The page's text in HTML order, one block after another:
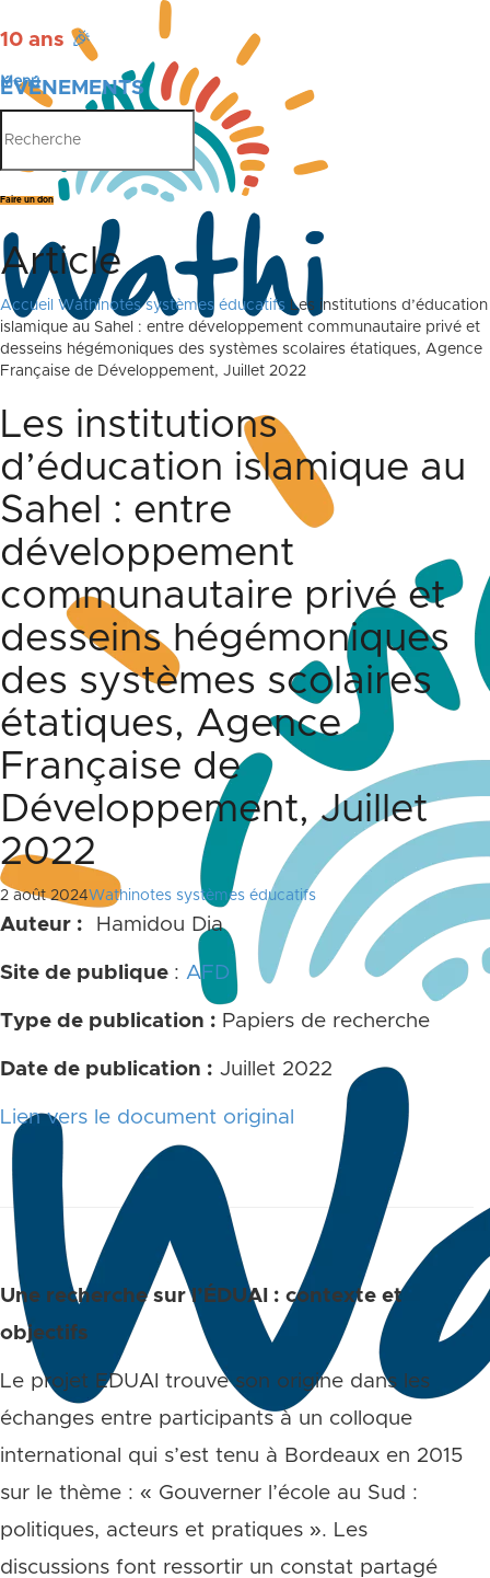
10 ans 🎉
ÉVÉNEMENTS
PUBLICATIONS
Menu
Faire un don
Article
Accueil Wathinotes systèmes éducatifs Les institutions d’éducation
islamique au Sahel : entre développement communautaire privé et
desseins hégémoniques des systèmes scolaires étatiques, Agence
Française de Développement, Juillet 2022
Les institutions
d’éducation islamique au
Sahel : entre
développement
communautaire privé et
desseins hégémoniques
des systèmes scolaires
étatiques, Agence
Française de
Développement, Juillet
2022
2 août 2024Wathinotes systèmes éducatifs
Auteur : Hamidou Dia
Site de publique : AFD
Type de publication : Papiers de recherche
Date de publication : Juillet 2022
Lien vers le document original
Une recherche sur l’ÉDUAI : contexte et
objectifs
Le projet EDUAI trouve son origine dans les
échanges entre participants à un colloque
international qui s’est tenu à Bordeaux en 2015
sur le thème : « Gouverner l’école au Sud :
politiques, acteurs et pratiques ». Les
discussions font ressortir un constat partagé